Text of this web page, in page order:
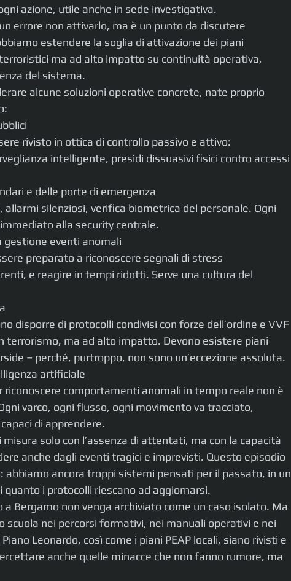
azione, utile anche in sede investigativa.
errore non attivarlo, ma è un punto da discutere
estendere la soglia di attivazione dei piani
ma ad alto impatto su continuità operativa,
del sistema.
alcune soluzioni operative concrete, nate proprio
rivisto in ottica di controllo passivo e attivo:
intelligente, presìdi dissuasivi fisici contro accessi
e delle porte di emergenza
silenziosi, verifica biometrica del personale. Ogni
alla security centrale.
gestione eventi anomali
preparato a riconoscere segnali di stress
e reagire in tempi ridotti. Serve una cultura del
disporre di protocolli condivisi con forze dell’ordine e VVF
terrorismo, ma ad alto impatto. Devono esistere piani
– perché, purtroppo, non sono un’eccezione assoluta.
artificiale
riconoscere comportamenti anomali in tempo reale non è
varco, ogni flusso, ogni movimento va tracciato,
di apprendere.
misura solo con l’assenza di attentati, ma con la capacità
anche dagli eventi tragici e imprevisti. Questo episodio
abbiamo ancora troppi sistemi pensati per il passato, in un
i protocolli riescano ad aggiornarsi.
a Bergamo non venga archiviato come un caso isolato. Ma
scuola nei percorsi formativi, nei manuali operativi e nei
Leonardo, così come i piani PEAP locali, siano rivisti e
anche quelle minacce che non fanno rumore, ma